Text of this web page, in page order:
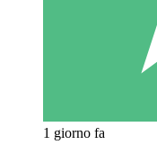
1 giorno fa